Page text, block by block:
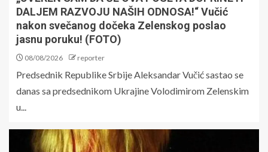
DALJEM RAZVOJU NAŠIH ODNOSA!“ Vučić
nakon svečanog dočeka Zelenskog poslao
jasnu poruku! (FOTO)
08/08/2026 reporter
Predsednik Republike Srbije Aleksandar Vučić sastao se
danas sa predsednikom Ukrajine Volodimirom Zelenskim
u...